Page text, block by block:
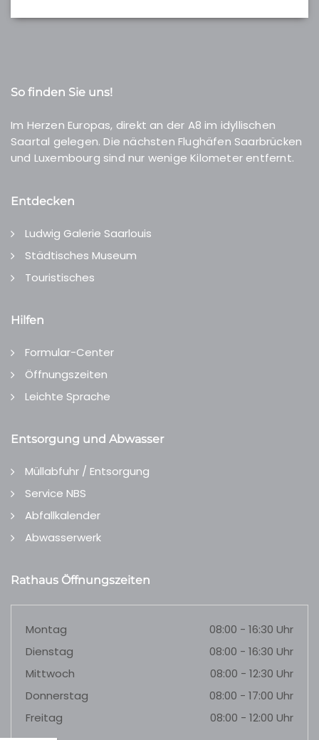
So finden Sie uns!
Im Herzen Europas, direkt an der A8 im idyllischen
Saartal gelegen. Die nächsten Flughäfen Saarbrücken
und Luxembourg sind nur wenige Kilometer entfernt.
Entdecken
Ludwig Galerie Saarlouis
Städtisches Museum
Touristisches
Hilfen
Formular-Center
Öffnungszeiten
Leichte Sprache
Entsorgung und Abwasser
Müllabfuhr / Entsorgung
Service NBS
Abfallkalender
Abwasserwerk
Rathaus Öffnungszeiten
Montag
08:00 - 16:30 Uhr
Dienstag
08:00 - 16:30 Uhr
Mittwoch
08:00 - 12:30 Uhr
Donnerstag
08:00 - 17:00 Uhr
Freitag
08:00 - 12:00 Uhr